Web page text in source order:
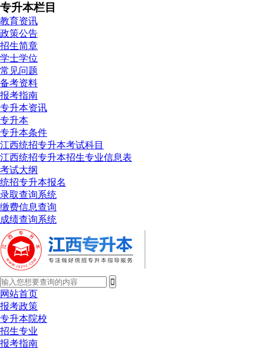
专升本栏目
教育资讯
政策公告
招生简章
学士学位
常见问题
备考资料
报考指南
专升本资讯
专升本
专升本条件
江西统招专升本考试科目
江西统招专升本招生专业信息表
考试大纲
统招专升本报名
录取查询系统
缴费信息查询
成绩查询系统
网站首页
报考政策
专升本院校
招生专业
报考指南